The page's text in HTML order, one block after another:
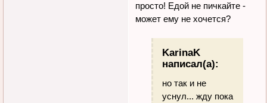
просто! Едой не пичкайте -
может ему не хочется?
KarinaK
написал(а):
но так и не
уснул... жду пока